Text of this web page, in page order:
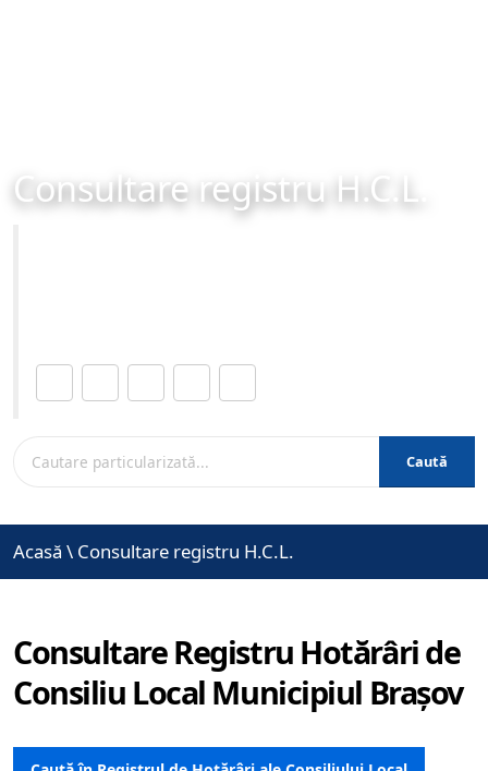
Consultare registru H.C.L.
Caută
Acasă \ Consultare registru H.C.L.
Consultare Registru Hotărâri de
Consiliu Local Municipiul Brașov